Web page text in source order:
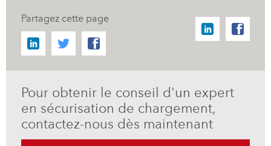
Partagez cette page
Pour obtenir le conseil d'un expert
en sécurisation de chargement,
contactez-nous dès maintenant